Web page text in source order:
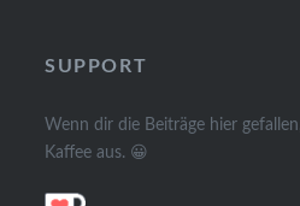
SUPPORT
Wenn dir die Beiträge hier
Kaffee aus. 😀